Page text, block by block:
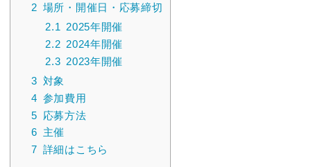
2 場所・開催日・応募締切
2.1 2025年開催
2.2 2024年開催
2.3 2023年開催
3 対象
4 参加費用
5 応募方法
6 主催
7 詳細はこちら